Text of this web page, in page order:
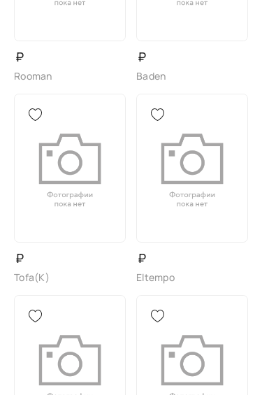
₽
Rooman
₽
Baden
₽
Tofa(K)
₽
Eltempo